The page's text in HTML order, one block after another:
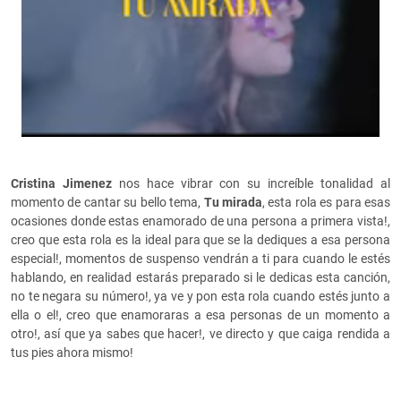
Cristina Jimeneznos hace vibrar con su increíble tonalidad al
momento de cantar su bello tema, Tu mirada, esta rola es para esas
ocasiones donde estas enamorado de una persona a primera vista!,
creo que esta rola es la ideal para que se la dediques a esa persona
especial!, momentos de suspenso vendrán a ti para cuando le estés
hablando, en realidad estarás preparado si le dedicas esta canción,
no te negara su número!, ya ve y pon esta rola cuando estés junto a
ella o el!, creo que enamoraras a esa personas de un momento a
otro!, así que ya sabes que hacer!, ve directo y que caiga rendida a
tus pies ahora mismo!